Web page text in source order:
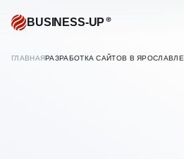
BUSINESS-UP
ГЛАВНАЯРАЗРАБОТКА САЙТОВ В ЯРОСЛАВЛЕ